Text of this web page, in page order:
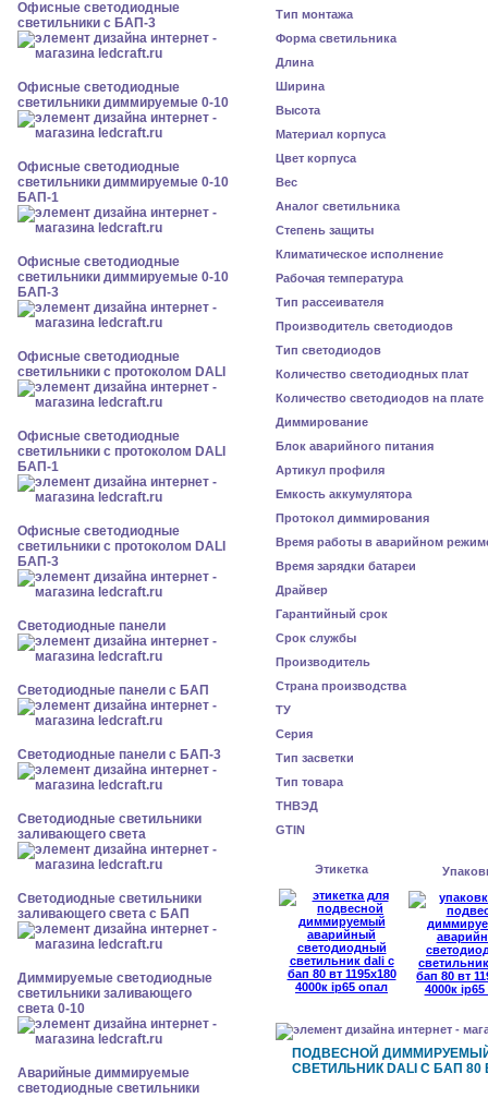
Офисные светодиодные
светильники с БАП-3
Офисные светодиодные
светильники диммируемые 0-10
Офисные светодиодные
светильники диммируемые 0-10
БАП-1
Офисные светодиодные
светильники диммируемые 0-10
БАП-3
Офисные светодиодные
светильники с протоколом DALI
Офисные светодиодные
светильники с протоколом DALI
БАП-1
Офисные светодиодные
светильники с протоколом DALI
БАП-3
Cветодиодные панели
Cветодиодные панели с БАП
Cветодиодные панели с БАП-3
Светодиодные светильники
заливающего света
Светодиодные светильники
заливающего света с БАП
Диммируемые светодиодные
светильники заливающего
света 0-10
Аварийные диммируемые
светодиодные светильники
Тип монтажа
Форма светильника
Длина
Ширина
Высота
Материал корпуса
Цвет корпуса
Вес
Аналог светильника
Степень защиты
Климатическое исполнение
Рабочая температура
Тип рассеивателя
Производитель светодиодов
Тип светодиодов
Количество светодиодных плат
Количество светодиодов на плате
Диммирование
Блок аварийного питания
Артикул профиля
Емкость аккумулятора
Протокол диммирования
Время работы в аварийном
Время зарядки батареи
Драйвер
Гарантийный срок
Срок службы
Производитель
Страна производства
ТУ
Серия
Тип засветки
Тип товара
ТНВЭД
GTIN
Этикетка
ПОДВЕСНОЙ
СВЕТИЛЬНИК DALI С БАП 80